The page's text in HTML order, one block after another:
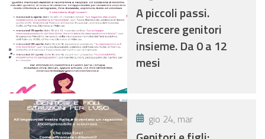
A piccoli passi.
Crescere genitori
insieme. Da 0 a 12
mesi
gio 24, mar